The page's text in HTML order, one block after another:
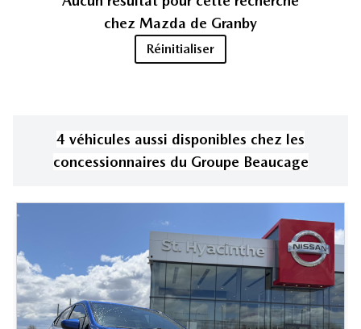
chez Mazda de Granby
Réinitialiser
4 véhicules aussi disponibles chez les
concessionnaires du Groupe Beaucage